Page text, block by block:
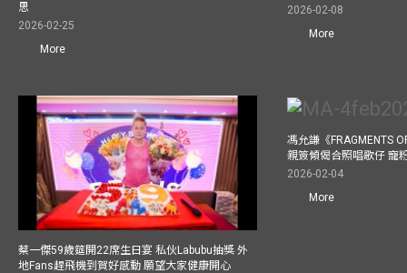
思
2026-02-25
More
2026-02-08
More
蔡一傑59歲筵開22席生日宴 私伙Labubu抽獎 外
地Fans趕飛機到賀好感動 願望大家健康開心
馮允謙《FRAGMENTS
親簽傾偈合照唱歌仔 寵
2026-02-04
More